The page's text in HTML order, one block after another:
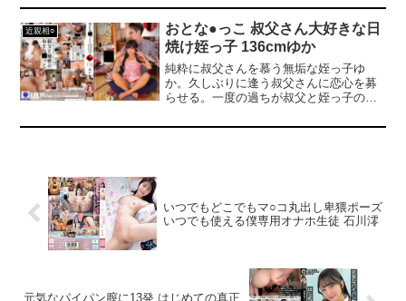
る熟女AVだと判明する。それは礼子にと
っては自分のようなおばさんに興奮する
チンポが目の前にあるということだっ
た。それも何度でも勃つ呆れるほど元気
なチンポが…。元来好き者の礼子に我慢
できるはずもなかった。
近親相○
おとな●っこ 叔父さん大好きな日
焼け姪っ子 136cmゆか
純粋に叔父さんを慕う無垢な姪っ子ゆ
か。久しぶりに逢う叔父さんに恋心を募
らせる。一度の過ちが叔父と姪っ子の禁
肢体、はにかむ笑顔、大きいチンポを頬
いつでもどこでもマ○コ丸出し卑猥ポーズ
いつでも使える僕専用オナホ生徒 石川澪
元気なパイパン膣に13発 はじめての真正